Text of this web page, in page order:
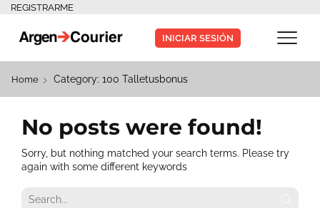
REGISTRARME
INICIAR SESIÓN
Home Category: 100 Talletusbonus
No posts were found!
Sorry, but nothing matched your search terms. Please try
again with some different keywords